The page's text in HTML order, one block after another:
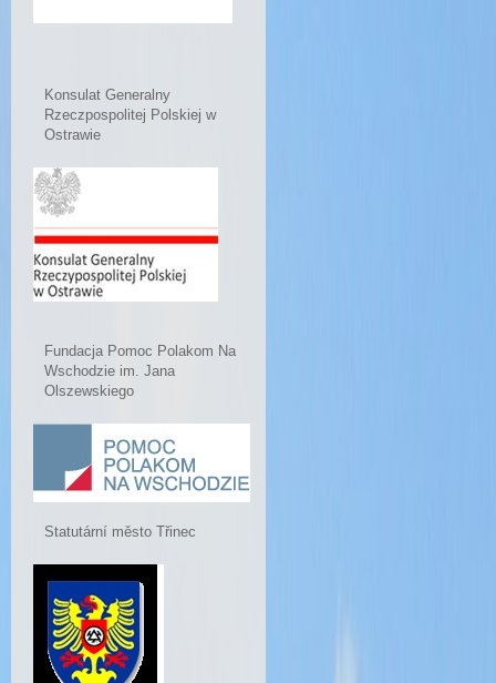
Konsulat Generalny
Rzeczpospolitej Polskiej w
Ostrawie
Fundacja Pomoc Polakom Na
Wschodzie im. Jana
Olszewskiego
Statutární město Třinec